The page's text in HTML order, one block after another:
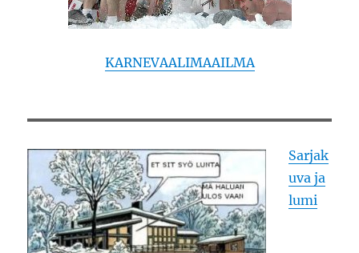
KARNEVAALIMAAILMA
Sarjak
uva ja
lumi